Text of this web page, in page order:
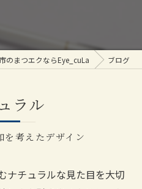
のまつエクならEye_cuLa ブログ
ラル
を考えたデザイン
ナチュラルな見た目を大切